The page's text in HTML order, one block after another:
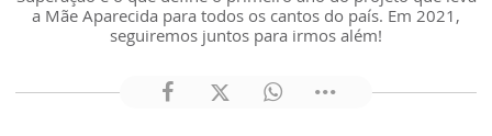
a Mãe Aparecida para todos os cantos do país. Em 2021,
seguiremos juntos para irmos além!